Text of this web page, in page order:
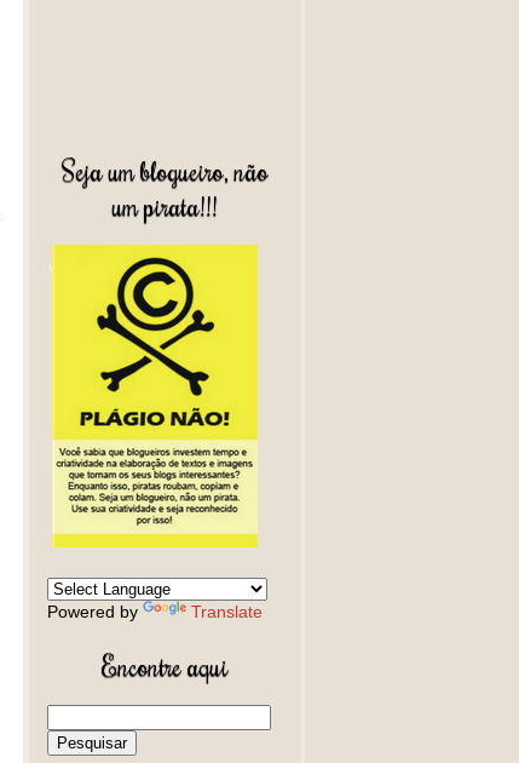
Seja um blogueiro, não
um pirata!!!
Powered by Translate
Encontre aqui